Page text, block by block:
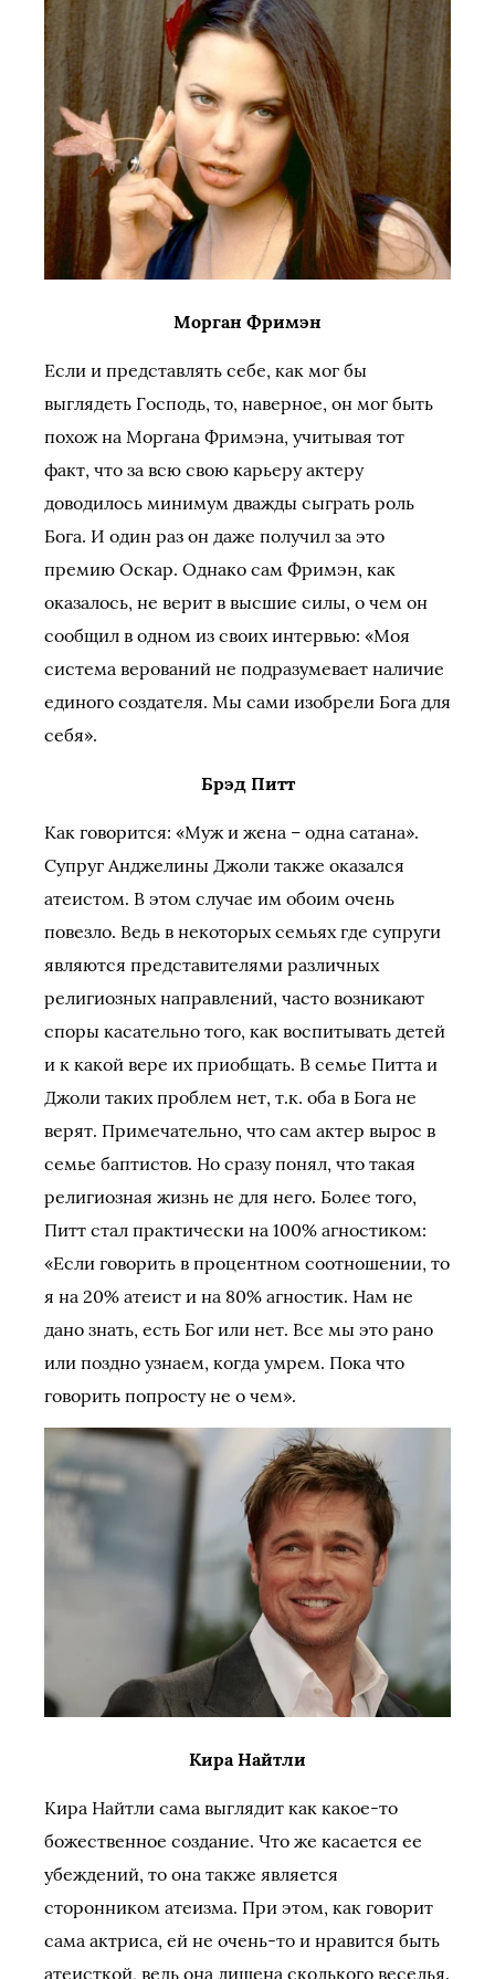
Морган Фримэн
Если и представлять себе, как мог бы
выглядеть Господь, то, наверное, он мог быть
похож на Моргана Фримэна, учитывая тот
факт, что за всю свою карьеру актеру
доводилось минимум дважды сыграть роль
Бога. И один раз он даже получил за это
премию Оскар. Однако сам Фримэн, как
оказалось, не верит в высшие силы, о чем он
сообщил в одном из своих интервью: «Моя
система верований не подразумевает наличие
единого создателя. Мы сами изобрели Бога для
себя».
Брэд Питт
Как говорится: «Муж и жена – одна сатана».
Супруг Анджелины Джоли также оказался
атеистом. В этом случае им обоим очень
повезло. Ведь в некоторых семьях где супруги
являются представителями различных
религиозных направлений, часто возникают
споры касательно того, как воспитывать детей
и к какой вере их приобщать. В семье Питта и
Джоли таких проблем нет, т.к. оба в Бога не
верят. Примечательно, что сам актер вырос в
семье баптистов. Но сразу понял, что такая
религиозная жизнь не для него. Более того,
Питт стал практически на 100% агностиком:
«Если говорить в процентном соотношении, то
я на 20% атеист и на 80% агностик. Нам не
дано знать, есть Бог или нет. Все мы это рано
или поздно узнаем, когда умрем. Пока что
говорить попросту не о чем».
Кира Найтли
Кира Найтли сама выглядит как какое-то
божественное создание. Что же касается ее
убеждений, то она также является
сторонником атеизма. При этом, как говорит
сама актриса, ей не очень-то и нравится быть
атеисткой, ведь она лишена сколького веселья.